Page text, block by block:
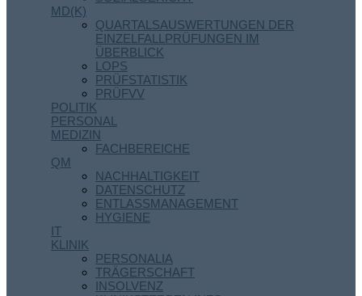
MD(K)
QUARTALSAUSWERTUNGEN DER
EINZELFALLPRÜFUNGEN IM
ÜBERBLICK
LOPS
PRÜFSTATISTIK
PRÜFVV
POLITIK
PERSONAL
MEDIZIN
FACHBEREICHE
QM
NACHHALTIGKEIT
DATENSCHUTZ
ENTLASSMANAGEMENT
HYGIENE
IT
KLINIK
PERSONALIA
TRÄGERSCHAFT
INSOLVENZ